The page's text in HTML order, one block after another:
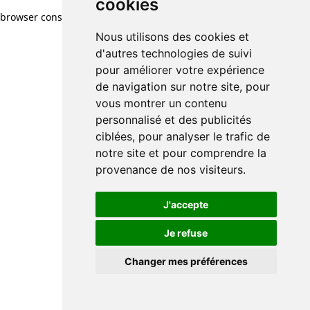
cookies
Nous utilisons des cookies et
d'autres technologies de suivi
pour améliorer votre expérience
de navigation sur notre site, pour
vous montrer un contenu
personnalisé et des publicités
ciblées, pour analyser le trafic de
notre site et pour comprendre la
provenance de nos visiteurs.
J'accepte
Je refuse
Changer mes préférences
browser console for more information)